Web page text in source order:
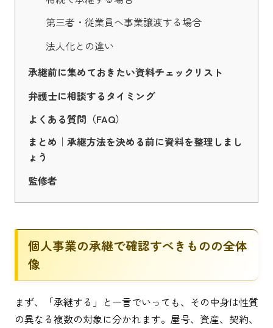
第三者・従業員へ事業譲渡する場合
法人化との違い
承継前に集めておきたい資料チェックリスト
弁護士に相談するタイミング
よくある質問（FAQ）
まとめ｜承継方法を決める前に資料を整理しまし
ょう
監修者
個人事業の承継で確認すべきものの全体
像
まず、「承継する」と一言でいっても、その中身は性質
の異なる複数の対象に分かれます。屋号、資産、契約、